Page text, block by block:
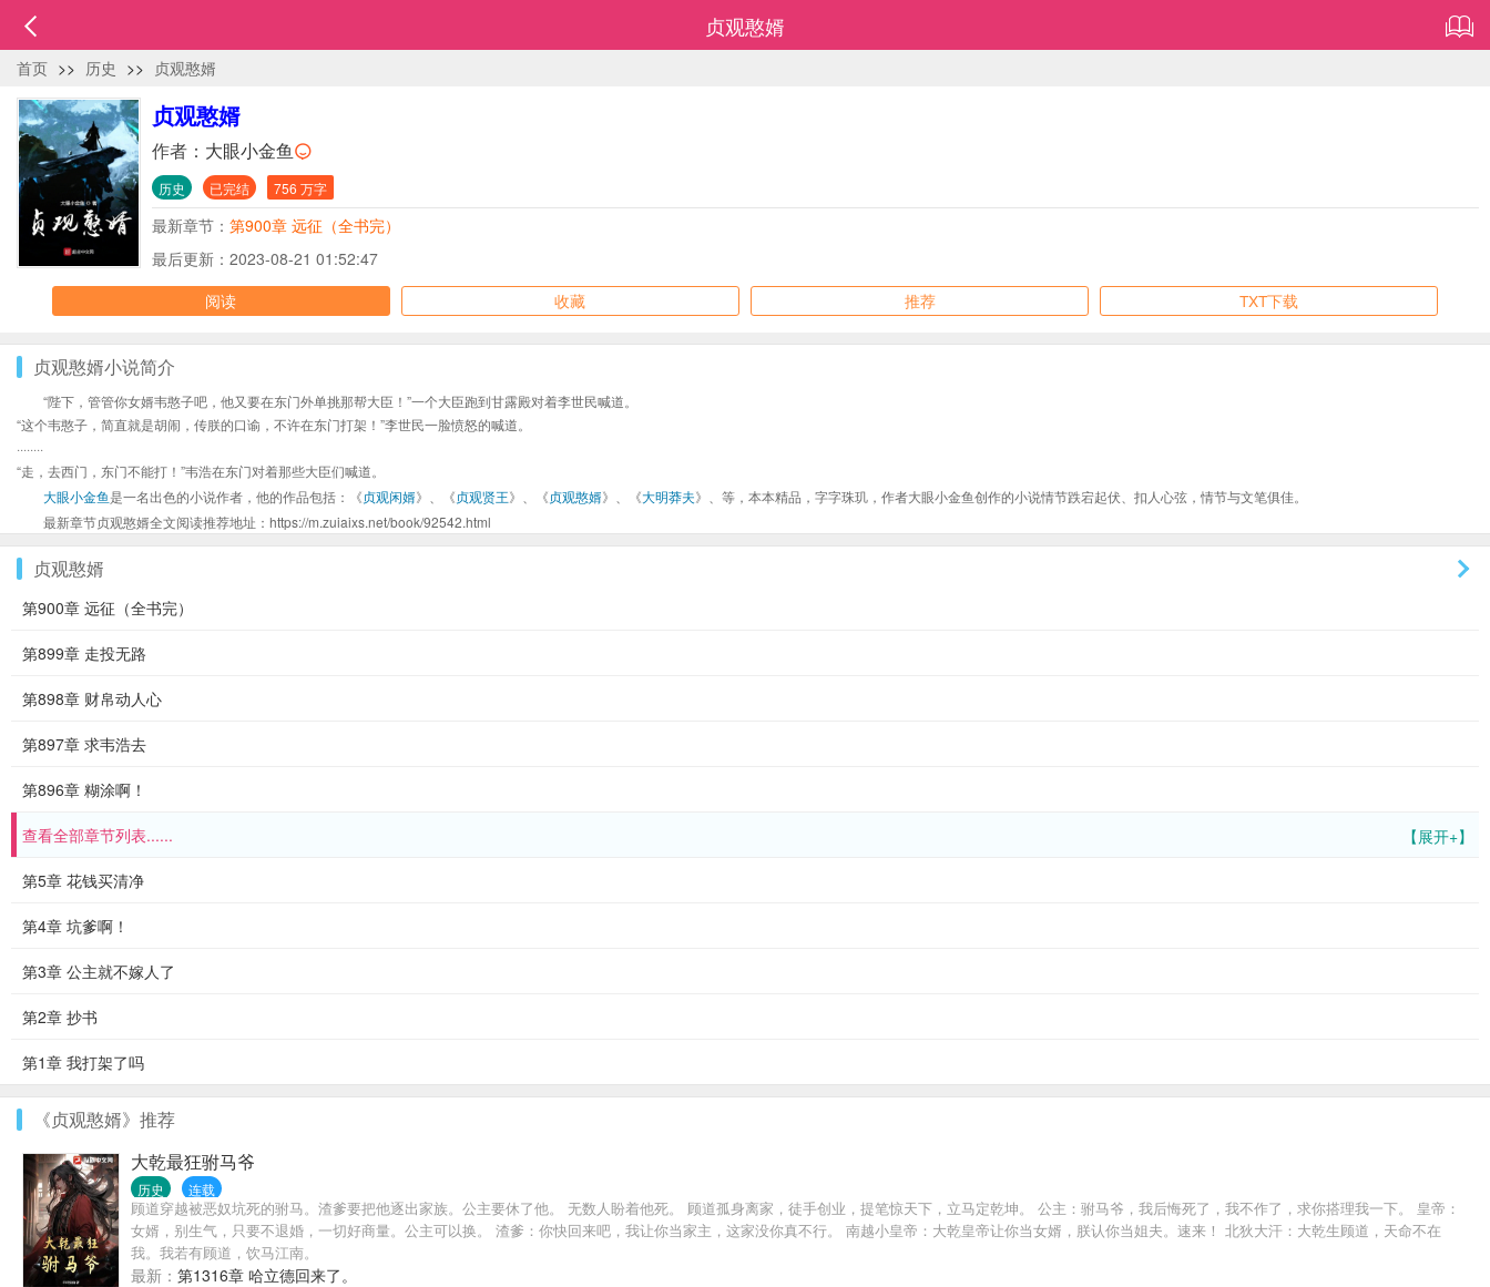
贞观憨婿
首页 >> 历史 >> 贞观憨婿
贞观憨婿
作者： 大眼小金鱼
历史 已完结 756 万字
最新章节： 第900章 远征（全书完）
最后更新：2023-08-21 01:52:47
阅读
收藏 推荐 TXT下载
贞观憨婿小说简介
“陛下，管管你女婿韦憨子吧，他又要在东门外单挑那帮大臣！”一个大臣跑到甘露殿对着李世民喊道。
“这个韦憨子，简直就是胡闹，传朕的口谕，不许在东门打架！”李世民一脸愤怒的喊道。
········
“走，去西门，东门不能打！”韦浩在东门对着那些大臣们喊道。
大眼小金鱼是一名出色的小说作者，他的作品包括：《贞观闲婿》、《贞观贤王》、《贞观憨婿》、《大明莽夫》、等，本本精品，字字珠玑，作者大眼小金鱼创作的小说情节跌宕起伏、扣人心弦，情节与文笔俱佳。
最新章节贞观憨婿全文阅读推荐地址：https://m.zuiaixs.net/book/92542.html
贞观憨婿
第900章 远征（全书完）
第899章 走投无路
第898章 财帛动人心
第897章 求韦浩去
第896章 糊涂啊！
【展开+】
查看全部章节列表......
第5章 花钱买清净
第4章 坑爹啊！
第3章 公主就不嫁人了
第2章 抄书
第1章 我打架了吗
《贞观憨婿》推荐
大乾最狂驸马爷
历史 连载
顾道穿越被恶奴坑死的驸马。渣爹要把他逐出家族。公主要休了他。 无数人盼着他死。 顾道孤身离家，徒手创业，提笔惊天下，立马定乾坤。 公主：驸马爷，我后悔死了，我不作了，求你搭理我一下。 皇帝：
女婿，别生气，只要不退婚，一切好商量。公主可以换。 渣爹：你快回来吧，我让你当家主，这家没你真不行。 南越小皇帝：大乾皇帝让你当女婿，朕认你当姐夫。速来！ 北狄大汗：大乾生顾道，天命不在
我。我若有顾道，饮马江南。
最新： 第1316章 哈立德回来了。